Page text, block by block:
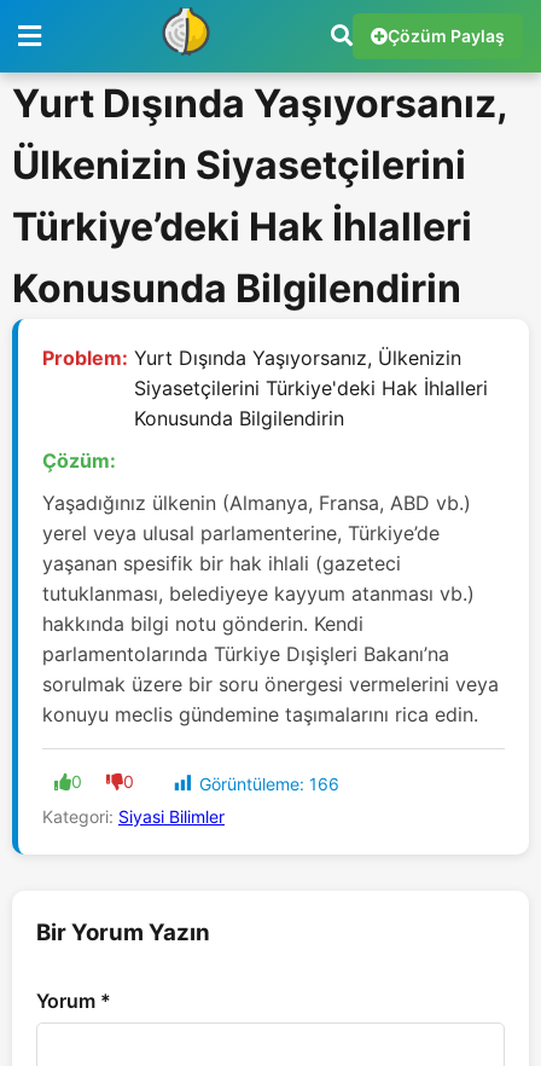
Çözüm Paylaş
Yurt Dışında Yaşıyorsanız,
Ülkenizin Siyasetçilerini
Türkiye’deki Hak İhlalleri
Konusunda Bilgilendirin
Problem: Yurt Dışında Yaşıyorsanız, Ülkenizin
Siyasetçilerini Türkiye'deki Hak İhlalleri
Konusunda Bilgilendirin
Çözüm:
Yaşadığınız ülkenin (Almanya, Fransa, ABD vb.)
yerel veya ulusal parlamenterine, Türkiye’de
yaşanan spesifik bir hak ihlali (gazeteci
tutuklanması, belediyeye kayyum atanması vb.)
hakkında bilgi notu gönderin. Kendi
parlamentolarında Türkiye Dışişleri Bakanı’na
sorulmak üzere bir soru önergesi vermelerini veya
konuyu meclis gündemine taşımalarını rica edin.
0 0 Görüntüleme: 166
Kategori: Siyasi Bilimler
Bir Yorum Yazın
Yorum *